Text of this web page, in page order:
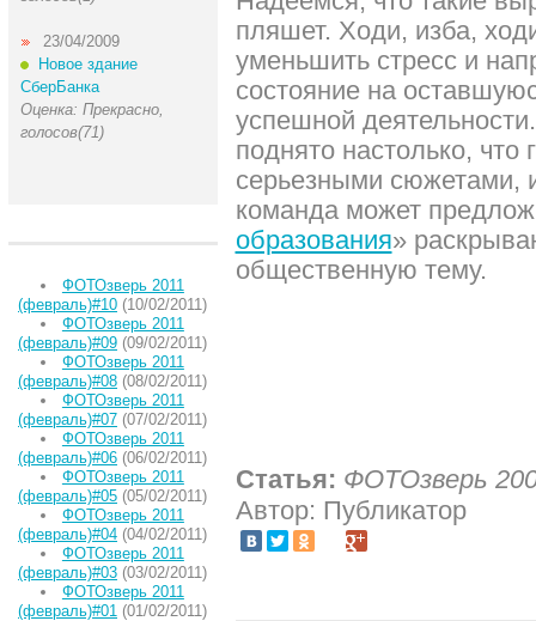
23/04/2009
Новое здание
СберБанка
Оценка: Прекрасно,
голосов(71)
ФОТОзверь 2011
(февраль)#10 (10/02/2011)
ФОТОзверь 2011
(февраль)#09 (09/02/2011)
ФОТОзверь 2011
(февраль)#08 (08/02/2011)
ФОТОзверь 2011
(февраль)#07 (07/02/2011)
ФОТОзверь 2011
(февраль)#06 (06/02/2011)
ФОТОзверь 2011
(февраль)#05 (05/02/2011)
ФОТОзверь 2011
(февраль)#04 (04/02/2011)
ФОТОзверь 2011
(февраль)#03 (03/02/2011)
ФОТОзверь 2011
(февраль)#01 (01/02/2011)
пляшет. Ходи, изба,
уменьшить стресс и
состояние на
успешной
поднято настолько, что
серьезными сюжетами,
команда может
образования»
общественную тему.
Статья: ФОТОзверь
Автор: Публикатор